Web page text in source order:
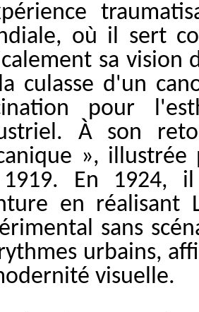
où il sert
sa vision
culasse d'un
pour
À son
», illustrée
En 1924,
en réalisant
sans
urbains,
visuelle.